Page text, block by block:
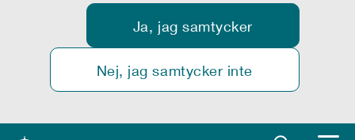
Ja, jag samtycker
Nej, jag samtycker inte